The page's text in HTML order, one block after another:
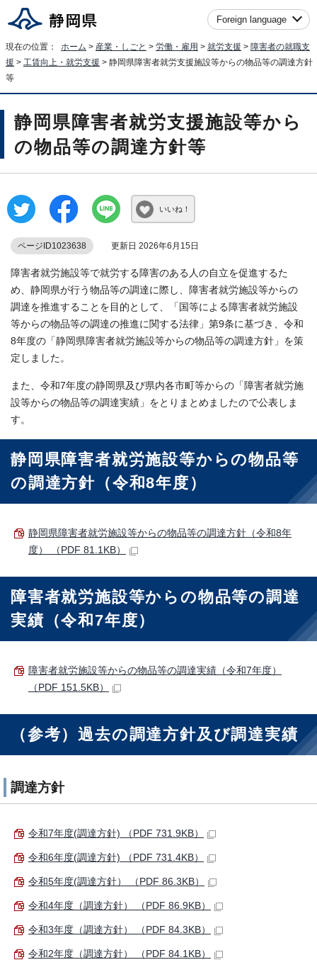
Foreign language
現在の位置： ホーム > 産業・しごと > 労働・雇用 > 就労支援 > 障害者の就職支
援 > 工賃向上・就労支援 > 静岡県障害者就労支援施設等からの物品等の調達方針
等
静岡県障害者就労支援施設等から
の物品等の調達方針等
いいね！
ページID1023638 更新日 2026年6月15日
障害者就労施設等で就労する障害のある人の自立を促進するた
め、静岡県が行う物品等の調達に際し、障害者就労施設等からの
調達を推進することを目的として、「国等による障害者就労施設
等からの物品等の調達の推進に関する法律」第9条に基づき、令和
8年度の「静岡県障害者就労施設等からの物品等の調達方針」を策
定しました。
また、令和7年度の静岡県及び県内各市町等からの「障害者就労施
設等からの物品等の調達実績」をとりまとめましたので公表しま
す。
静岡県障害者就労施設等からの物品等
の調達方針（令和8年度）
静岡県障害者就労施設等からの物品等の調達方針（令和8年
度） （PDF 81.1KB）
障害者就労施設等からの物品等の調達
実績（令和7年度）
障害者就労施設等からの物品等の調達実績（令和7年度）
（PDF 151.5KB）
（参考）過去の調達方針及び調達実績
調達方針
令和7年度(調達方針) （PDF 731.9KB）
令和6年度(調達方針) （PDF 731.4KB）
令和5年度(調達方針） （PDF 86.3KB）
令和4年度（調達方針） （PDF 86.9KB）
令和3年度（調達方針） （PDF 84.3KB）
令和2年度（調達方針） （PDF 84.1KB）